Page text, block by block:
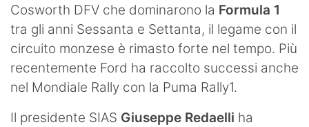
Cosworth DFV che dominarono la Formula 1
tra gli anni Sessanta e Settanta, il legame con il
circuito monzese è rimasto forte nel tempo. Più
recentemente Ford ha raccolto successi anche
nel Mondiale Rally con la Puma Rally1.
Il presidente SIAS Giuseppe Redaelli ha